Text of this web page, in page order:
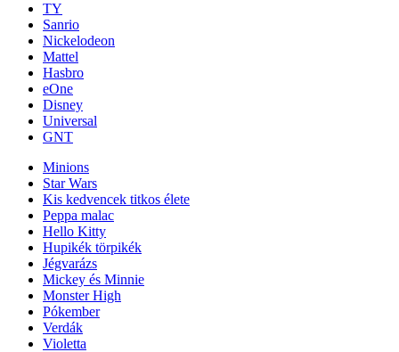
TY
Sanrio
Nickelodeon
Mattel
Hasbro
eOne
Disney
Universal
GNT
Minions
Star Wars
Kis kedvencek titkos élete
Peppa malac
Hello Kitty
Hupikék törpikék
Jégvarázs
Mickey és Minnie
Monster High
Pókember
Verdák
Violetta